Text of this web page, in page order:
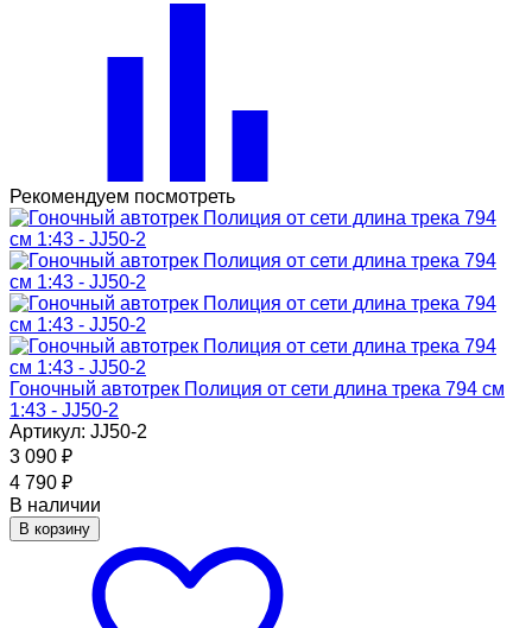
Рекомендуем посмотреть
Гоночный автотрек Полиция от сети длина трека 794 см
1:43 - JJ50-2
Артикул: JJ50-2
3 090 ₽
4 790 ₽
В наличии
В корзину